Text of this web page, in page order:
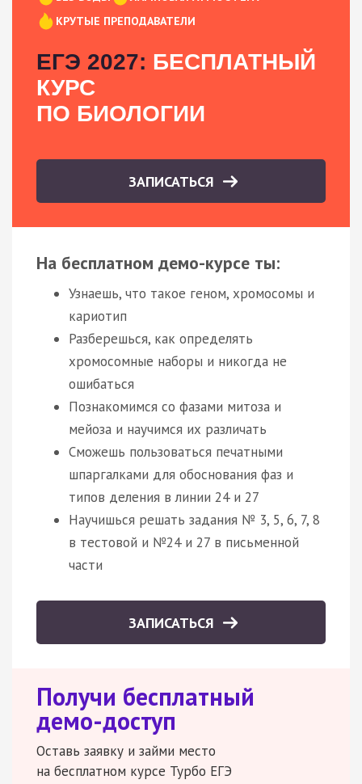
КРУТЫЕ ПРЕПОДАВАТЕЛИ
ЕГЭ 2027: БЕСПЛАТНЫЙ
КУРС
ПО БИОЛОГИИ
ЗАПИСАТЬСЯ
На бесплатном демо-курсе ты:
Узнаешь, что такое геном, хромосомы и
кариотип
Разберешься, как определять
хромосомные наборы и никогда не
ошибаться
Познакомимся со фазами митоза и
мейоза и научимся их различать
Сможешь пользоваться печатными
шпаргалками для обоснования фаз и
типов деления в линии 24 и 27
Научишься решать задания № 3, 5, 6, 7, 8
в тестовой и №24 и 27 в письменной
части
ЗАПИСАТЬСЯ
Получи бесплатный
демо-доступ
Оставь заявку и займи место
на бесплатном курсе Турбо ЕГЭ